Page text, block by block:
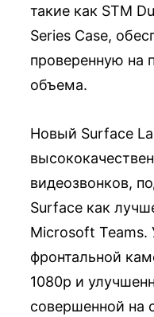
такие как STM
Series Case,
проверенную на
объема.
Новый Surface
видеозвонков,
Surface как
Microsoft Teams.
фронтальной
1080p и
совершенной на